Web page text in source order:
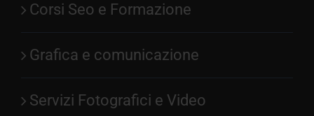
Corsi Seo e Formazione
Grafica e comunicazione
Servizi Fotografici e Video